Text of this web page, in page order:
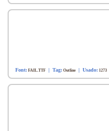
Font: FAIL.TTF | Tag: Outline | Usado: 1273